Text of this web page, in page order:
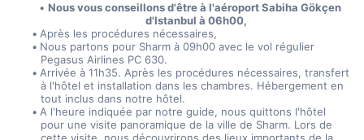
Nous vous conseillons d'être à l'aéroport Sabiha Gökçen
d'Istanbul à 06h00,
Après les procédures nécessaires,
Nous partons pour Sharm à 09h00 avec le vol régulier
Pegasus Airlines PC 630.
Arrivée à 11h35. Après les procédures nécessaires, transfert
à l'hôtel et installation dans les chambres. Hébergement en
tout inclus dans notre hôtel.
A l'heure indiquée par notre guide, nous quittons l'hôtel
pour une visite panoramique de la ville de Sharm. Lors de